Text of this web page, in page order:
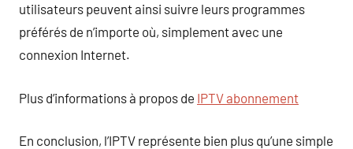
utilisateurs peuvent ainsi suivre leurs programmes
préférés de n’importe où, simplement avec une
connexion Internet.
Plus d’informations à propos de IPTV abonnement
En conclusion, l’IPTV représente bien plus qu’une simple